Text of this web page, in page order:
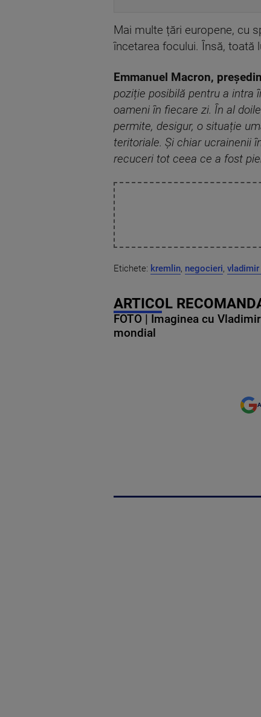
Mai multe țări europene, cu
încetarea focului. Însă, toată
Emmanuel Macron,
poziție posibilă pentru a intra
oameni în fiecare zi. În al
permite, desigur, o situație
teritoriale. Și chiar ucrainenii
recuceri tot ceea ce a fost
Etichete: kremlin, negocieri,
ARTICOL
FOTO | Imaginea cu
mondial